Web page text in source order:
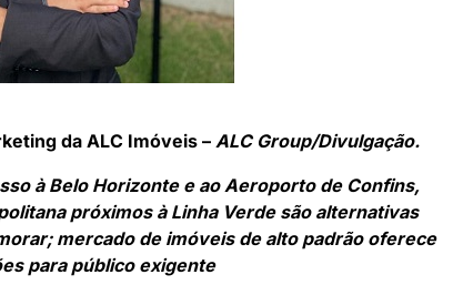
da ALC Imóveis –ALC Group/Divulgação.
à Belo Horizonte e ao Aeroporto de Confins,
próximos à Linha Verde são alternativas
mercado de imóveis de alto padrão oferece
para público exigente